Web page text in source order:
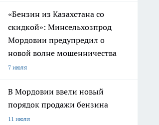
«Бензин из Казахстана со
скидкой»: Минсельхозпрод
Мордовии предупредил о
новой волне мошенничества
7 июля
В Мордовии ввели новый
порядок продажи бензина
11 июля